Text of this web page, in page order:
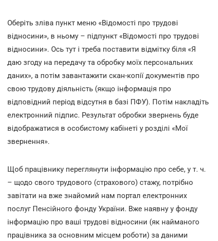
Оберіть зліва пункт меню «Відомості про трудові
відносини», в ньому – підпункт «Відомості про трудові
відносини». Ось тут і треба поставити відмітку біля «Я
даю згоду на передачу та обробку моїх персональних
даних», а потім завантажити скан-копії документів про
свою трудову діяльність (якщо інформація про
відповідний період відсутня в базі ПФУ). Потім накладіть
електронний підпис. Результат обробки звернень буде
відображатися в особистому кабінеті у розділі «Мої
звернення».
Щоб працівнику переглянути інформацію про себе, у т. ч.
– щодо свого трудового (страхового) стажу, потрібно
завітати на вже знайомий нам портал електронних
послуг Пенсійного фонду України. Вже наявну у фонду
інформацію про ваші трудові відносини (як найманого
працівника за основним місцем роботи) за даними